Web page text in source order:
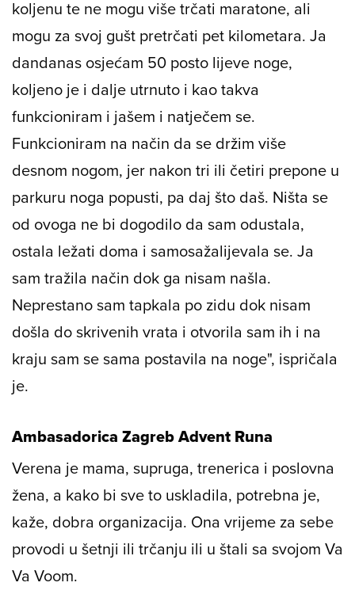
svi su rekli 'Nemoguće!'. Ja kažem da je
moguće! Doduše, i dalje osjećam tupu bol u
koljenu te ne mogu više trčati maratone, ali
mogu za svoj gušt pretrčati pet kilometara. Ja
dandanas osjećam 50 posto lijeve noge,
koljeno je i dalje utrnuto i kao takva
funkcioniram i jašem i natječem se.
Funkcioniram na način da se držim više
desnom nogom, jer nakon tri ili četiri prepone u
parkuru noga popusti, pa daj što daš. Ništa se
od ovoga ne bi dogodilo da sam odustala,
ostala ležati doma i samosažalijevala se. Ja
sam tražila način dok ga nisam našla.
Neprestano sam tapkala po zidu dok nisam
došla do skrivenih vrata i otvorila sam ih i na
je.
Ambasadorica Zagreb Advent Runa
Verena je mama, supruga, trenerica i poslovna
žena, a kako bi sve to uskladila, potrebna je,
kaže, dobra organizacija. Ona vrijeme za sebe